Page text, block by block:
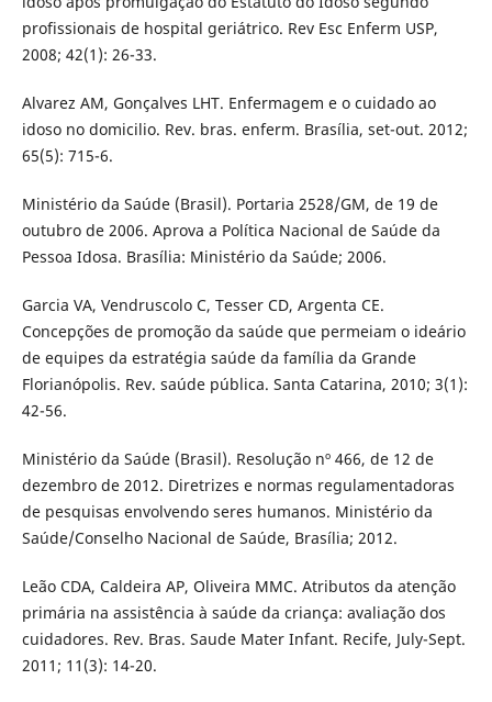
profissionais de hospital geriátrico. Rev Esc Enferm USP,
2008; 42(1): 26-33.
Alvarez AM, Gonçalves LHT. Enfermagem e o cuidado ao
idoso no domicilio. Rev. bras. enferm. Brasília, set-out. 2012;
65(5): 715-6.
Ministério da Saúde (Brasil). Portaria 2528/GM, de 19 de
outubro de 2006. Aprova a Política Nacional de Saúde da
Pessoa Idosa. Brasília: Ministério da Saúde; 2006.
Garcia VA, Vendruscolo C, Tesser CD, Argenta CE.
Concepções de promoção da saúde que permeiam o ideário
de equipes da estratégia saúde da família da Grande
Florianópolis. Rev. saúde pública. Santa Catarina, 2010; 3(1):
42-56.
Ministério da Saúde (Brasil). Resolução nº 466, de 12 de
dezembro de 2012. Diretrizes e normas regulamentadoras
de pesquisas envolvendo seres humanos. Ministério da
Saúde/Conselho Nacional de Saúde, Brasília; 2012.
Leão CDA, Caldeira AP, Oliveira MMC. Atributos da atenção
primária na assistência à saúde da criança: avaliação dos
cuidadores. Rev. Bras. Saude Mater Infant. Recife, July-Sept.
2011; 11(3): 14-20.